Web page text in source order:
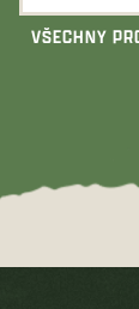
VŠECHNY